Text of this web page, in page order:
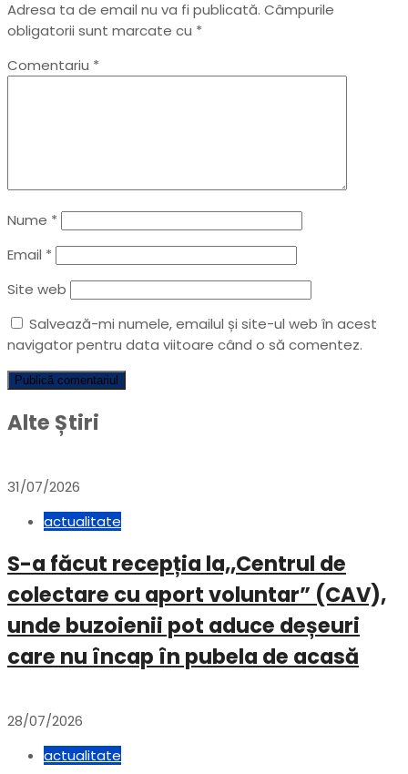
Adresa ta de email nu va fi publicată. Câmpurile
obligatorii sunt marcate cu *
Comentariu *
Nume *
Email *
Site web
Salvează-mi numele, emailul și site-ul web în acest
navigator pentru data viitoare când o să comentez.
Alte Știri
31/07/2026
actualitate
S-a făcut recepția la,,Centrul de
colectare cu aport voluntar” (CAV),
unde buzoienii pot aduce deșeuri
care nu încap în pubela de acasă
28/07/2026
actualitate